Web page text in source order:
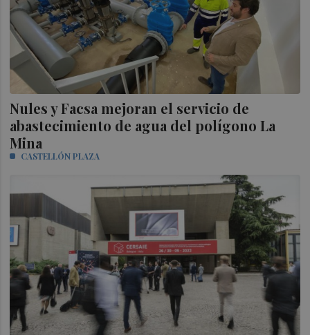
Nules y Facsa mejoran el servicio de
abastecimiento de agua del polígono La
Mina
CASTELLÓN PLAZA